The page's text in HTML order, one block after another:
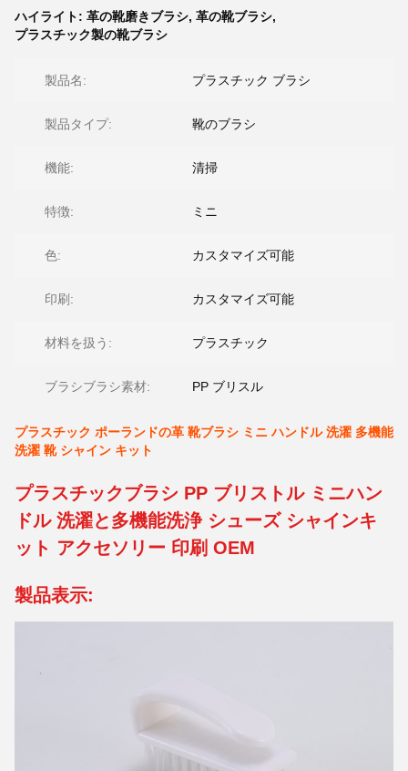
ハイライト: 革の靴磨きブラシ, 革の靴ブラシ,
プラスチック製の靴ブラシ
製品名: プラスチック ブラシ
製品タイプ: 靴のブラシ
機能: 清掃
特徴: ミニ
色: カスタマイズ可能
印刷: カスタマイズ可能
材料を扱う: プラスチック
ブラシブラシ素材: PP ブリスル
プラスチック ポーランドの革 靴ブラシ ミニ ハンドル 洗濯 多機能
洗濯 靴 シャイン キット
プラスチックブラシ PP ブリストル ミニハン
ドル 洗濯と多機能洗浄 シューズ シャインキ
ット アクセソリー 印刷 OEM
製品表示: